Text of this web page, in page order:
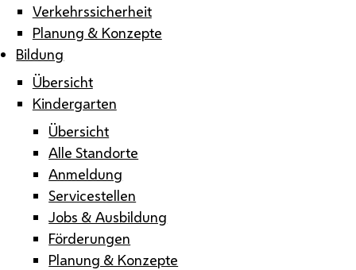
Verkehrssicherheit
Planung & Konzepte
Bildung
Übersicht
Kindergarten
Übersicht
Alle Standorte
Anmeldung
Servicestellen
Jobs & Ausbildung
Förderungen
Planung & Konzepte